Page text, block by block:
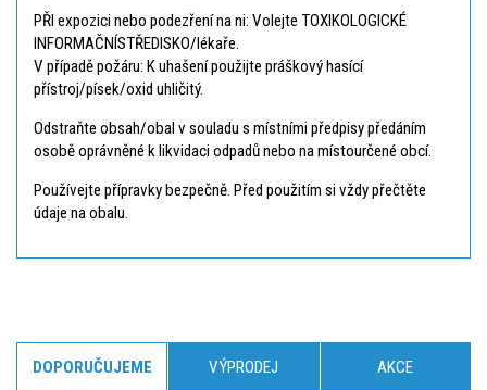
PŘI expozici nebo podezření na ni: Volejte TOXIKOLOGICKÉ
INFORMAČNÍSTŘEDISKO/lékaře.
V případě požáru: K uhašení použijte práškový hasící
přístroj/písek/oxid uhličitý.
Odstraňte obsah/obal v souladu s místními předpisy předáním
osobě oprávněné k likvidaci odpadů nebo na místourčené obcí.
Používejte přípravky bezpečně. Před použitím si vždy přečtěte
údaje na obalu.
DOPORUČUJEME VÝPRODEJ AKCE